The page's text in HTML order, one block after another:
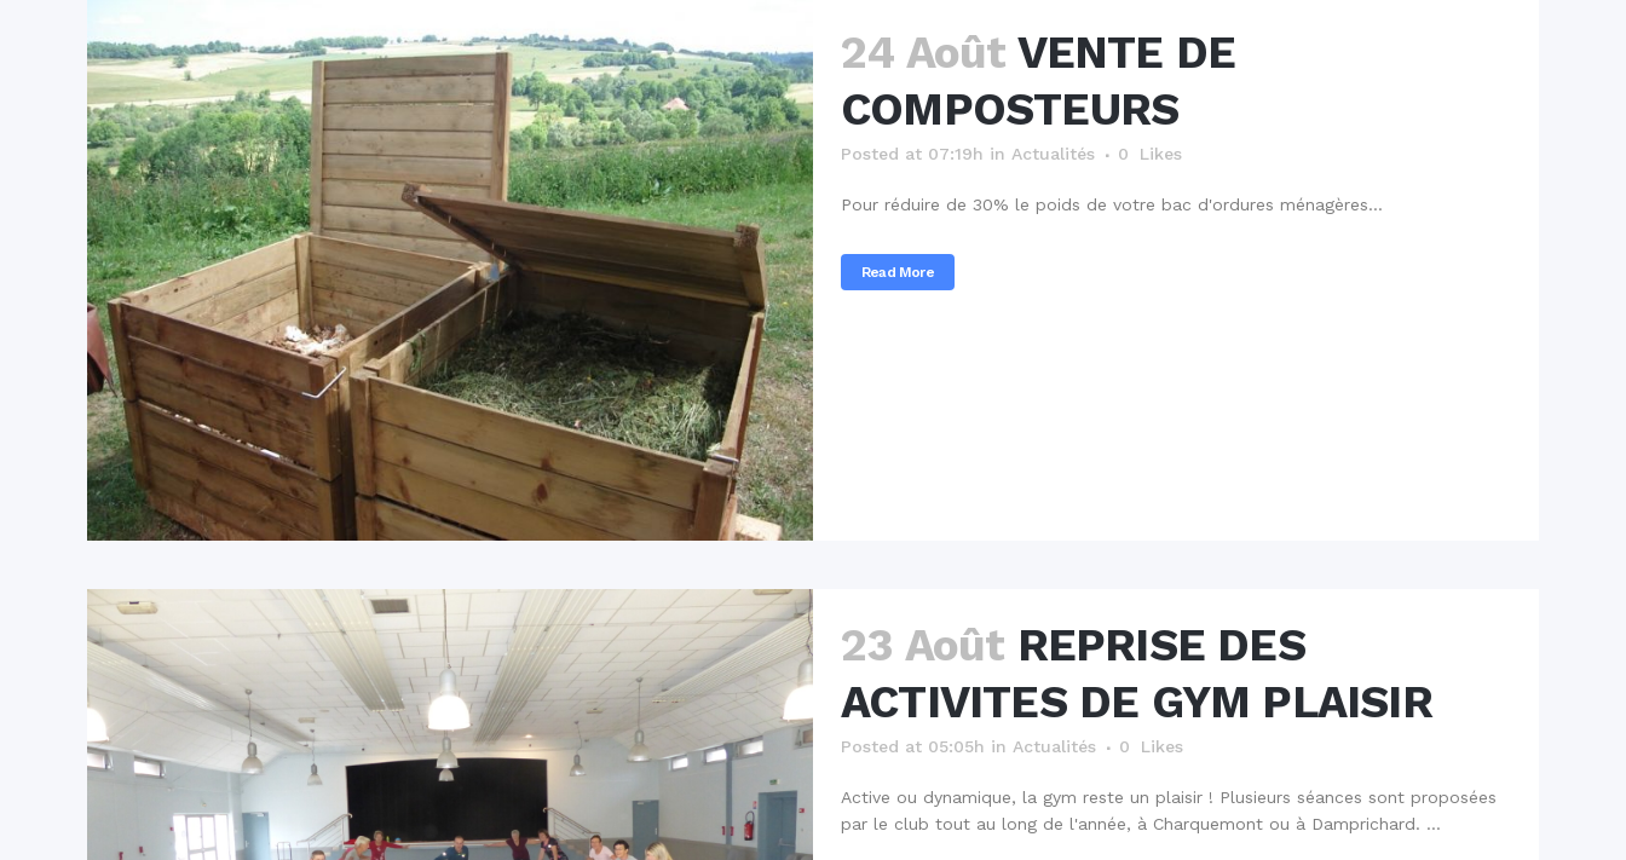
24 Août VENTE DE
COMPOSTEURS
Posted at 07:19h in Actualités 0 Likes
Pour réduire de 30% le poids de votre bac d'ordures ménagères...
Read More
23 Août REPRISE DES
ACTIVITES DE GYM PLAISIR
Posted at 05:05h in Actualités 0 Likes
Active ou dynamique, la gym reste un plaisir ! Plusieurs séances sont proposées
par le club tout au long de l'année, à Charquemont ou à Damprichard. ...